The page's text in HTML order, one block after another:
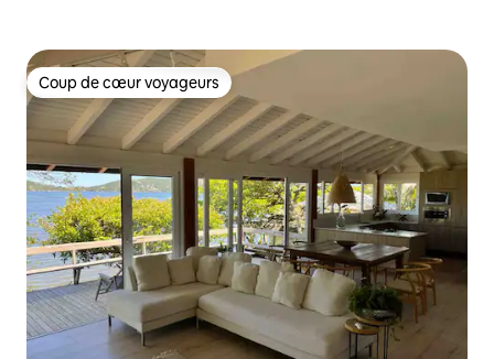
Coup de cœur voyageurs
Coup de cœur voyageurs